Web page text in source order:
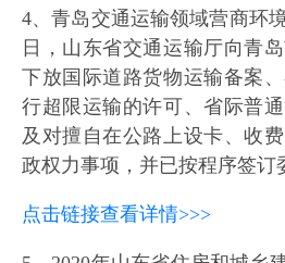
4、青岛交通运输领域营商环
日，山东省交通运输厅向青
下放国际道路货物运输备案
行超限运输的许可、省际普
及对擅自在公路上设卡、收
政权力事项，并已按程序签订
点击链接查看详情>>>